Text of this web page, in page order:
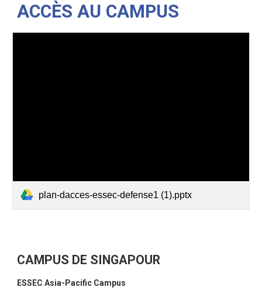
ACCÈS AU CAMPUS
plan-dacces-essec-defense1 (1).pptx
CAMPUS DE SINGAPOUR
ESSEC Asia-Pacific Campus